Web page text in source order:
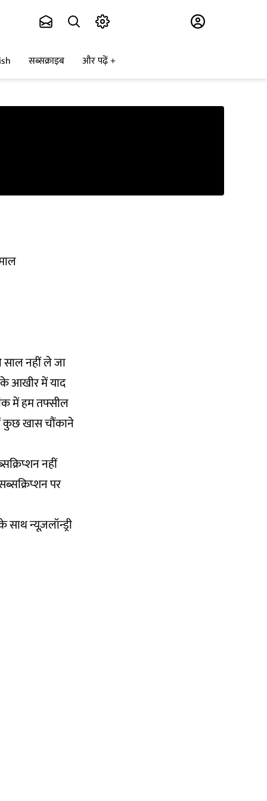
सब्सक्राइब और पढ़ें
नहीं ले जा
आखीर में याद
में हम तफ्सील
कुछ खास चौंकाने
नहीं
पर
न्यूज़लॉन्ड्री